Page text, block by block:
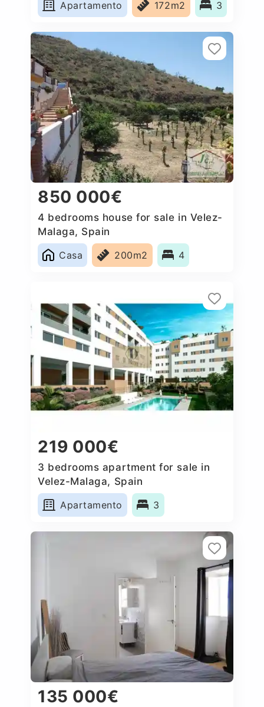
Apartamento 172m2 3
850 000€
4 bedrooms house for sale in Velez-
Malaga, Spain
Casa
200m2 4
219 000€
3 bedrooms apartment for sale in
Velez-Malaga, Spain
Apartamento
3
135 000€